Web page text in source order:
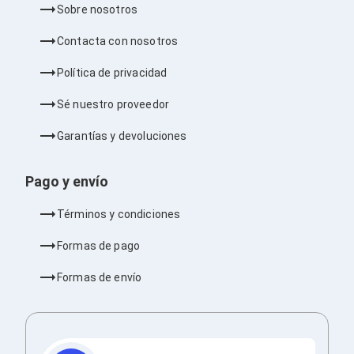
Ventiladores
Quemadores de DVD
Accesorios para Laptops
Docking Stations
Candados para Laptops
Mochilas para Laptops
Soportes para Celulares y Tablets
Lápices para Tablets
Webcams y Audio
Webcams
Accesorios para PC's
Sobre nosotros
Contacta con nosotros
Política de privacidad
Sé nuestro proveedor
Garantías y devoluciones
Pago y envío
Términos y condiciones
Formas de pago
Formas de envío